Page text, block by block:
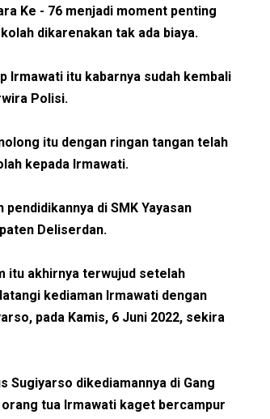
Ke - 76 menjadi moment penting
dikarenakan tak ada biaya.
Irmawati itu kabarnya sudah kembali
Polisi.
itu dengan ringan tangan telah
kepada Irmawati.
di SMK Yayasan
Deliserdan.
itu akhirnya terwujud setelah
kediaman Irmawati dengan
pada Kamis, 6 Juni 2022, sekira
Sugiyarso dikediamannya di Gang
tua Irmawati kaget bercampur